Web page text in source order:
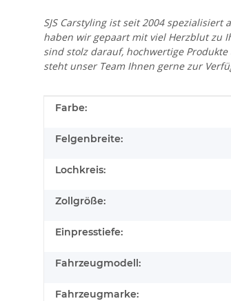
SJS Carstyling ist seit 2004
haben wir gepaart mit viel Herzblut zu
sind stolz darauf, hochwertige
steht unser Team Ihnen gerne zur
Produkteigenschaft
Wert
Farbe:
Felgenbreite:
Lochkreis:
Zollgröße:
Einpresstiefe:
Fahrzeugmodell:
Fahrzeugmarke: